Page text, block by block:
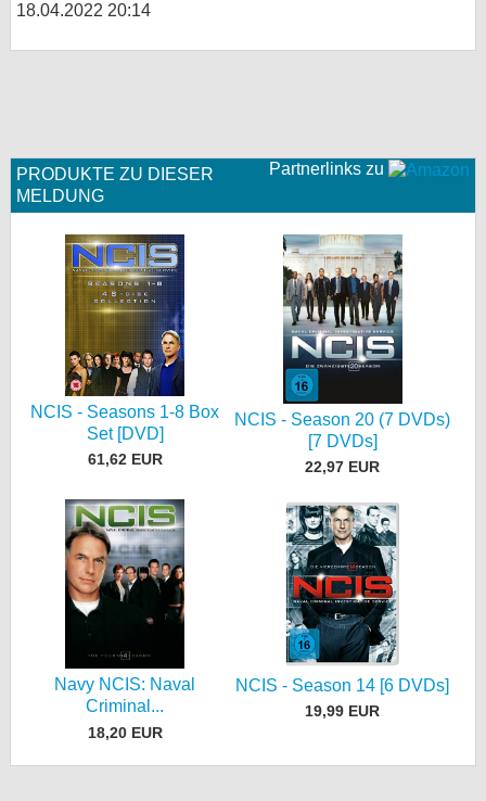
18.04.2022 20:14
Partnerlinks zu
PRODUKTE ZU DIESER
MELDUNG
NCIS - Seasons 1-8 Box
Set [DVD]
61,62 EUR
NCIS - Season 20 (7 DVDs)
[7 DVDs]
22,97 EUR
Navy NCIS: Naval
Criminal...
18,20 EUR
NCIS - Season 14 [6 DVDs]
19,99 EUR